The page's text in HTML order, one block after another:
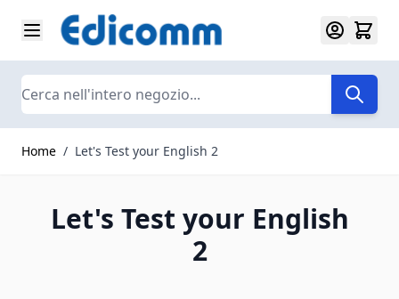
Salta al contenuto
Search
Home / Let's Test your English 2
Let's Test your English
2